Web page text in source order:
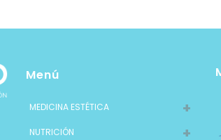
Menú
MEDICINA ESTÉTICA
NUTRICIÓN